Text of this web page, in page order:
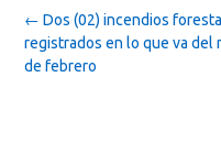
Post
navigation
← Dos (02) incendios
registrados en lo que va del
de febrero